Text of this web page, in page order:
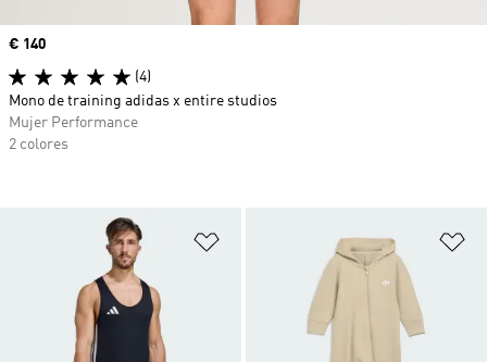
Añadir a la lista de deseos
Precio
€ 140
(4)
Mono de training adidas x entire studios
Mujer Performance
2 colores